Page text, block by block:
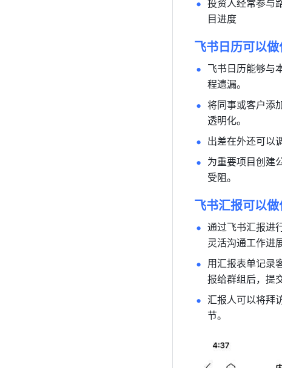
投资人经常参与
目进度
飞书日历可以
飞书日历能够与
程遗漏。
将同事或客户添
透明化。
出差在外还可以
为重要项目创建
受阻。
飞书汇报可以
通过飞书汇报进
灵活沟通工作进展
用汇报表单记录
报给群组后，提
汇报人可以将拜
节。